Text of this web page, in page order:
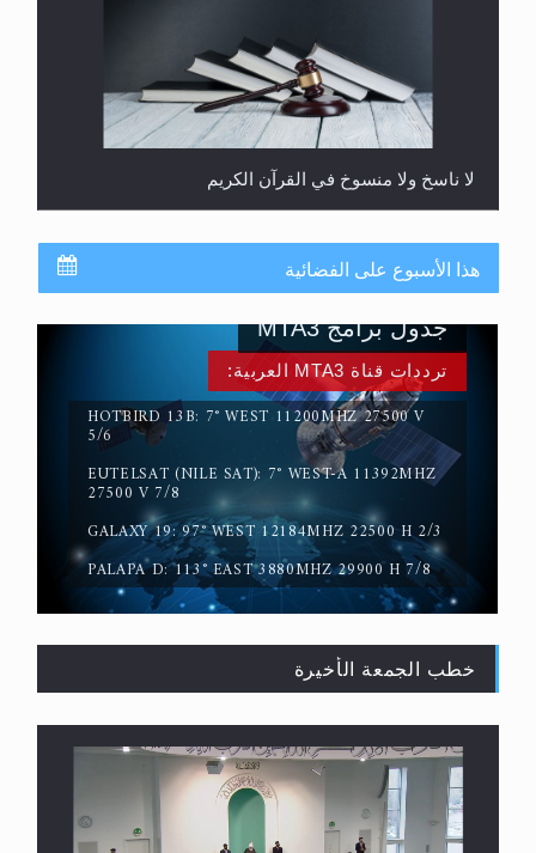
لا ناسخ ولا منسوخ في القرآن الكريم
المفهوم الحقيقي للجهاد الإسلامي..
سورة التكوير تُنبئ بزمن بعثة المسيح الموعود عليه
السلام
هذا الأسبوع على الفضائية
ترددات قناة MTA3 العربية:
HOTBIRD 13B: 7° WEST 11200MHZ 27500 V
5/6
EUTELSAT (NILE SAT): 7° WEST-A 11392MHZ
27500 V 7/8
GALAXY 19: 97° WEST 12184MHZ 22500 H 2/3
PALAPA D: 113° EAST 3880MHZ 29900 H 7/8
جدول برامج MTA3
خطب الجمعة الأخيرة